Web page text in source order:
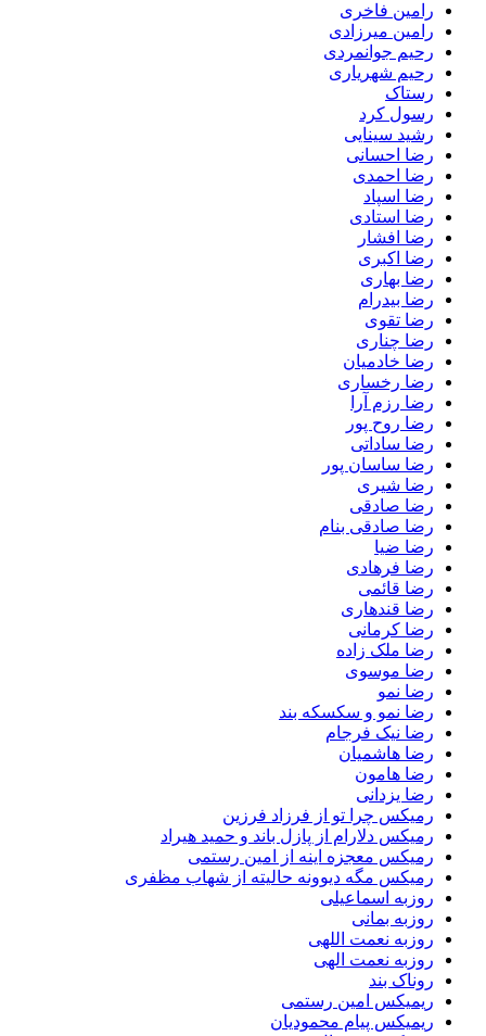
رامین فاخری
رامین میرزادی
رحیم جوانمردی
رحیم شهریاری
رستاک
رسول کرد
رشید سینایی
رضا احسانی
رضا احمدی
رضا اسپاد
رضا استادی
رضا افشار
رضا اکبری
رضا بهاری
رضا بیدرام
رضا تقوی
رضا چناری
رضا خادمیان
رضا رخساری
رضا رزم آرا
رضا روح پور
رضا ساداتی
رضا ساسان پور
رضا شیری
رضا صادقی
رضا صادقی بنام
رضا ضیا
رضا فرهادی
رضا قائمی
رضا قندهاری
رضا کرمانی
رضا ملک زاده
رضا موسوی
رضا نمو
رضا نمو و سکسکه بند
رضا نیک فرجام
رضا هاشمیان
رضا هامون
رضا یزدانی
رمیکس چرا تو از فرزاد فرزین
رمیکس دلارام از پازل باند و حمید هیراد
رمیکس معجزه اینه از امین رستمی
رمیکس مگه دیوونه حالیته از شهاب مظفری
روزبه اسماعیلی
روزبه بمانی
روزبه نعمت اللهی
روزبه نعمت الهی
روناک بند
ریمیکس امین رستمی
ریمیکس پیام محمودیان